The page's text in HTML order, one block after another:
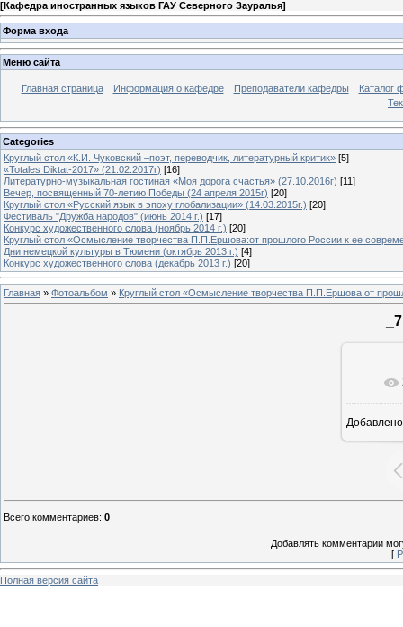
[Кафедра иностранных языков ГАУ Северного Зауралья]
Форма входа
Меню сайта
Главная страница Информация о кафедре Преподаватели кафедры
Каталог
Categories
Круглый стол «К.И. Чуковский –поэт, переводчик, литературный критик» [5]
«Totales Diktat-2017» (21.02.2017г) [16]
Литературно-музыкальная гостиная «Моя дорога счастья» (27.10.2016г) [11]
Вечер, посвященный 70-летию Победы (24 апреля 2015г) [20]
Круглый стол «Русский язык в эпоху глобализации» (14.03.2015г.) [20]
Фестиваль "Дружба народов" (июнь 2014 г.) [17]
Конкурс художественного слова (ноябрь 2014 г.) [20]
Круглый стол «Осмысление творчества П.П.Ершова:от прошлого России к ее
Дни немецкой культуры в Тюмени (октябрь 2013 г.) [4]
Конкурс художественного слова (декабрь 2013 г.) [20]
Главная » Фотоальбом » Круглый стол «Осмысление творчества П.П.Ершова:от
В
Добавлено
Всего комментариев: 0
Добавлять комментарии
[
Полная версия сайта